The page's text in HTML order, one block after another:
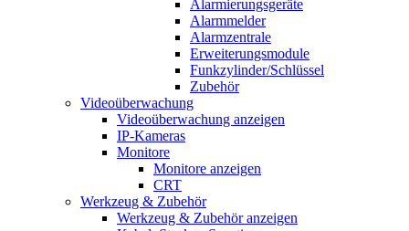
Alarmierungsgeräte
Alarmmelder
Alarmzentrale
Erweiterungsmodule
Funkzylinder/Schlüssel
Zubehör
Videoüberwachung
Videoüberwachung anzeigen
IP-Kameras
Monitore
Monitore anzeigen
CRT
Werkzeug & Zubehör
Werkzeug & Zubehör anzeigen